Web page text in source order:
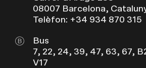
08007 Barcelona,
Telèfon: +34 934 870 315
Bus
7, 22, 24, 39, 47, 63, 67,
V17